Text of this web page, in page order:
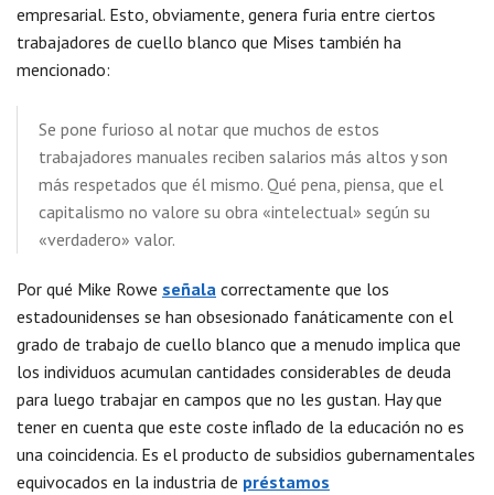
empresarial. Esto, obviamente, genera furia entre ciertos
trabajadores de cuello blanco que Mises también ha
mencionado:
Se pone furioso al notar que muchos de estos
trabajadores manuales reciben salarios más altos y son
más respetados que él mismo. Qué pena, piensa, que el
capitalismo no valore su obra «intelectual» según su
«verdadero» valor.
Por qué Mike Rowe señala correctamente que los
estadounidenses se han obsesionado fanáticamente con el
grado de trabajo de cuello blanco que a menudo implica que
los individuos acumulan cantidades considerables de deuda
para luego trabajar en campos que no les gustan. Hay que
tener en cuenta que este coste inflado de la educación no es
una coincidencia. Es el producto de subsidios gubernamentales
equivocados en la industria de préstamos